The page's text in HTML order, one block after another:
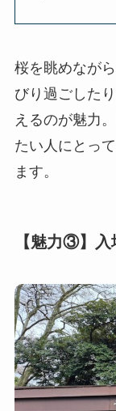
桜を眺めなが
びり過ごした
えるのが魅力
たい人にとっ
ます。
【魅力③】